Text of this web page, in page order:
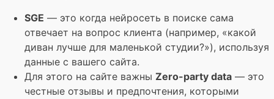
SGE — это когда нейросеть в поиске сама
отвечает на вопрос клиента (например, «какой
диван лучше для маленькой студии?»), используя
данные с вашего сайта.
Для этого на сайте важны Zero-party data — это
честные отзывы и предпочтения, которыми